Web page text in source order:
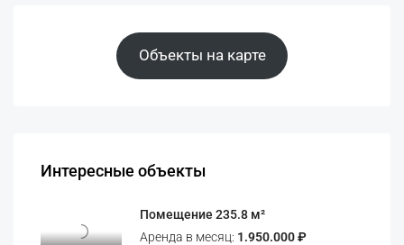
Объекты на карте
Интересные объекты
Помещение 235.8 м²
Аренда в месяц: 1.950.000 ₽